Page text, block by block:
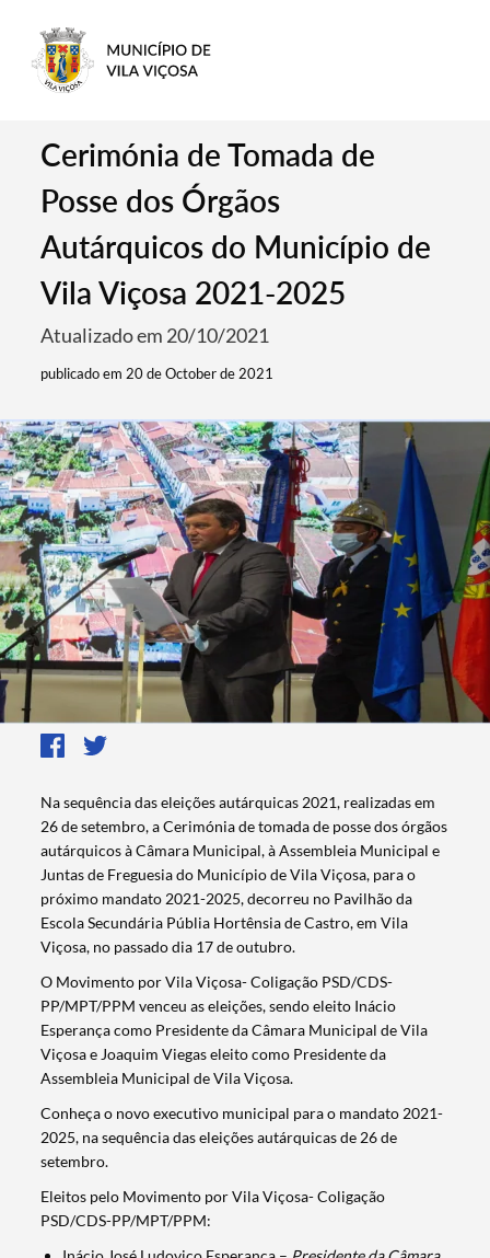
Cerimónia de Tomada de
Posse dos Órgãos
Autárquicos do Município de
Vila Viçosa 2021-2025
Atualizado em 20/10/2021
publicado em 20 de October de 2021
Na sequência das eleições autárquicas 2021, realizadas em
26 de setembro, a Cerimónia de tomada de posse dos órgãos
autárquicos à Câmara Municipal, à Assembleia Municipal e
Juntas de Freguesia do Município de Vila Viçosa, para o
próximo mandato 2021-2025, decorreu no Pavilhão da
Escola Secundária Públia Hortênsia de Castro, em Vila
Viçosa, no passado dia 17 de outubro.
O Movimento por Vila Viçosa- Coligação PSD/CDS-
PP/MPT/PPM venceu as eleições, sendo eleito Inácio
Esperança como Presidente da Câmara Municipal de Vila
Viçosa e Joaquim Viegas eleito como Presidente da
Assembleia Municipal de Vila Viçosa.
Conheça o novo executivo municipal para o mandato 2021-
2025, na sequência das eleições autárquicas de 26 de
setembro.
Eleitos pelo Movimento por Vila Viçosa- Coligação
PSD/CDS-PP/MPT/PPM: